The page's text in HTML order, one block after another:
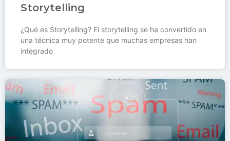
Storytelling
¿Qué es Storytelling? El storytelling se ha convertido en
una técnica muy potente que muchas empresas han
integrado